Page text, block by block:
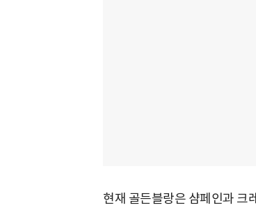
현재 골든블랑은 샴페인과 크